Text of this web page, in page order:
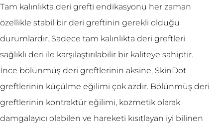
Tam kalınlıkta deri grefti endikasyonu her zaman
özellikle stabil bir deri greftinin gerekli olduğu
durumlardır. Sadece tam kalınlıkta deri greftleri
sağlıklı deri ile karşılaştırılabilir bir kaliteye sahiptir.
İnce bölünmüş deri greftlerinin aksine, SkinDot
greftlerinin küçülme eğilimi çok azdır. Bölünmüş deri
greftlerinin kontraktür eğilimi, kozmetik olarak
damgalayıcı olabilen ve hareketi kısıtlayan iyi bilinen